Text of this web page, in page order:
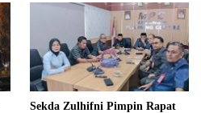
Sekda Zulhifni Pimpin Rapat